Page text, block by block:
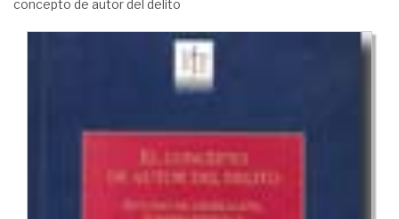
concepto de autor del delito